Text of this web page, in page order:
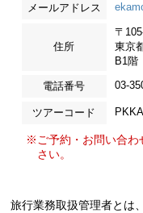
メールアドレス
住所
〒
東京
B1階
電話番号 03-
ツアーコード
※ご予約・お問い合わ
さい。
旅行業務取扱管理者とは